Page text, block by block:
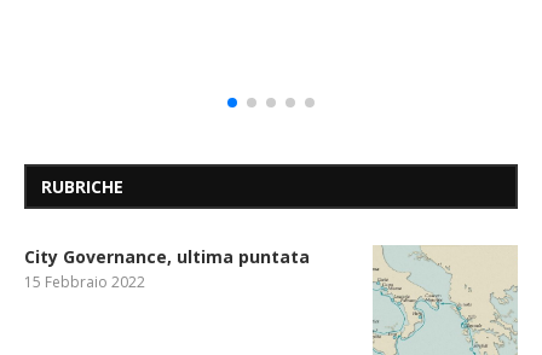
RUBRICHE
City Governance, ultima puntata
15 Febbraio 2022